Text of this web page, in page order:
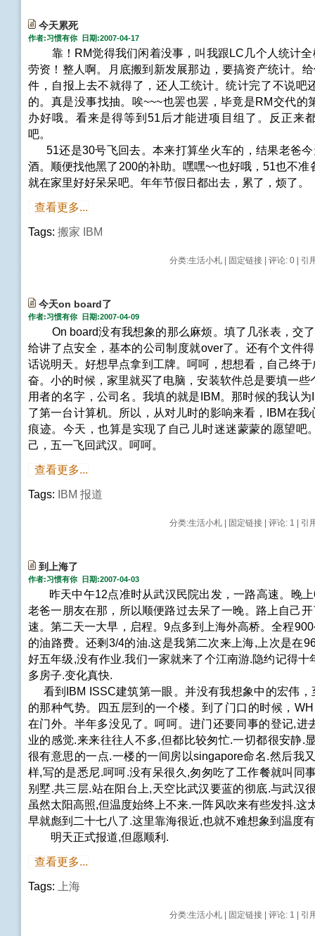
今天累死
作者:习惯有你 日期:2007-04-17
靠！RM觉得我们闲着没事，叫我跟LC几个人统计全
劳资！整人啊。月底搬到新发展那边，要搞资产统计。
件，自报上去不就得了，还人工统计。统计完了不说吧
的。真是没事找抽。唉~~~也罢也罢，毕竟是RM交代的
办好哦。看来是得等到51后才能进项目组了。反正来
吧。
51还是30号飞回去。本来打算坐火车的，结果老爸今
酒。顺便找他黑了200的补助。嘿嘿~~也好哦，51也不准
就在家里好好呆呆吧。年年节假日都出去，累了，烦了。
查看更多...
Tags: 搬家 IBM
分类:生活小札 固定链接 评论: 0 | 引
今天on board了
作者:习惯有你 日期:2007-04-09
On board没有我想象的那么麻烦。填了几张表，交了
给讲了点安全，基本的公司制度就over了。还有个文件
话说明天。好想早点拿到工牌。呵呵，想想看，自己终
奋。小的时候，家里就买了电脑，安装软件总是要填一些
用者的名字，公司名。我填的就是IBM。那时候的我认
了第一台计算机。所以，从对儿时的影响来看，IBM在我
痕迹。今天，也算是实现了自己儿时迷迷蒙蒙的愿望吧
己，五一飞回武汉。呵呵。
查看更多...
Tags: IBM 报道
分类:生活小札 固定链接 评论: 1 | 引
到上海了
作者:习惯有你 日期:2007-04-03
昨天中午12点准时从武汉民院出发，一路高速。晚上
老爸一朋友在那，所以顺便路过去呆了一晚。路上自己
速。第二天一大早，启程。9点多到上海外高桥。全程
的油路费。还剩3/4的油.这是我第二次来上海,上次是在
好五年级,没有作业.我们一家就来了个江南游.隐约记得十
多房子.变化真快.
看到IBM ISSC建筑第一眼。并没有我想象中的宏伟，
的那种气势。四五层到的一个楼。到了门口的时候，
在门外。半年多没见了。呵呵。进门还要同事的登记,进
业的感觉.来来往往人不多,但都比较匆忙.一切都很安静.
很有意思的一点.一楼的一间房以singapore命名.然后我
样,写的是悉尼.呵呵.没有呆很久,匆匆吃了工作餐就叫同
别墅.共三层.站在阳台上,天空比武汉要蓝的彻底.与武汉
虽然太阳高照,但温度始终上不来.一阵风吹来有些发抖.这
早就彪到二十七八了.这里靠海很近,也就不难想象到温度
明天正式报道,但愿顺利.
查看更多...
Tags: 上海
分类:生活小札 固定链接 评论: 1 | 引